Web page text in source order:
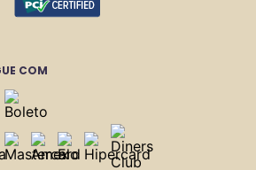
COM